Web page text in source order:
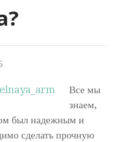
Все мы
знаем,
был надежным и
сделать прочную